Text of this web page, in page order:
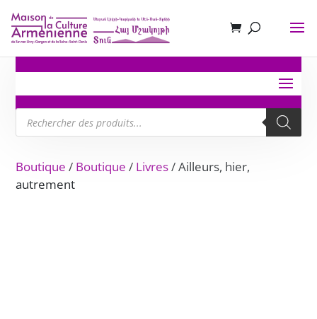
Recherche
de
produits
Boutique / Boutique / Livres/ Ailleurs, hier,
autrement